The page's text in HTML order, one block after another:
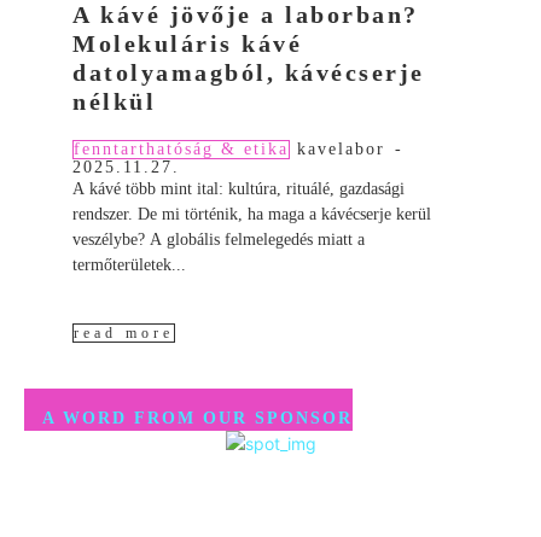
A kávé jövője a laborban?
Molekuláris kávé
datolyamagból, kávécserje
nélkül
fenntarthatóság & etika kavelabor
-
2025.11.27.
A kávé több mint ital: kultúra, rituálé, gazdasági
rendszer. De mi történik, ha maga a kávécserje kerül
veszélybe? A globális felmelegedés miatt a
termőterületek...
read more
A WORD FROM OUR SPONSOR